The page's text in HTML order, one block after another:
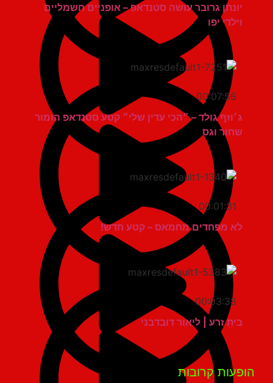
יונתן גרובר עושה סטנדאפ – אופניים חשמליים
וילדי יפו
00:07:56
ג׳וזף גולד – ״הכי עדין שלי״ קטע סטנדאפ הומור
שחור וגס
00:01:31
לא מפחדים מחמאס – קטע חדש!
00:03:38
בית זרע | ליאור דובדבני
קרובות